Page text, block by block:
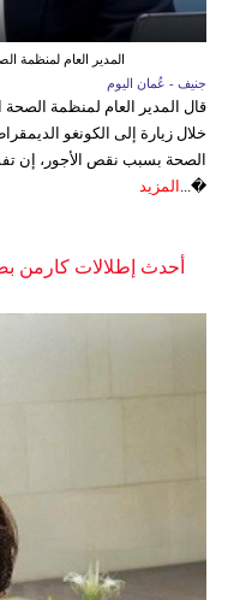
المدير العام لمنظمة
جنيف - عُمان اليوم
قال المدير العام لمنظمة الصحة
خلال زيارة إلى الكونغو
الصحة بسبب نقص الأجور، إن
�... المزيد
أحدث إطلالات كارمن